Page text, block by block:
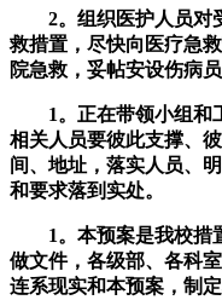
2。组织医护人员对
救措置，尽快向医疗急
院急救，妥帖安设伤病员
1。正在带领小组和工
相关人员要彼此支撑、
间、地址，落实人员、
和要求落到实处。
1。本预案是我校措
做文件，各级部、各科
连系现实和本预案，制